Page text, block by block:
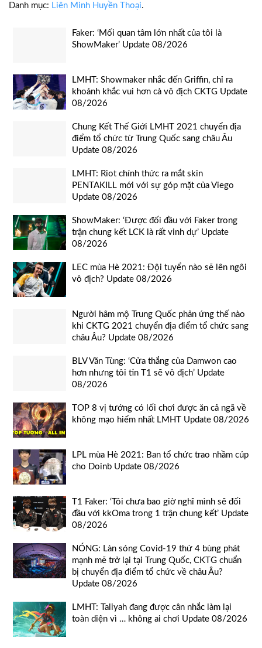
Danh mục: Liên Minh Huyền Thoại.
Faker: ‘Mối quan tâm lớn nhất của tôi là
ShowMaker’ Update 08/2026
LMHT: Showmaker nhắc đến Griffin, chỉ ra
khoảnh khắc vui hơn cả vô địch CKTG Update
08/2026
Chung Kết Thế Giới LMHT 2021 chuyển địa
điểm tổ chức từ Trung Quốc sang châu Âu
Update 08/2026
LMHT: Riot chính thức ra mắt skin
PENTAKILL mới với sự góp mặt của Viego
Update 08/2026
ShowMaker: ‘Được đối đầu với Faker trong
trận chung kết LCK là rất vinh dự’ Update
08/2026
LEC mùa Hè 2021: Đội tuyển nào sẽ lên ngôi
vô địch? Update 08/2026
Người hâm mộ Trung Quốc phản ứng thế nào
khi CKTG 2021 chuyển địa điểm tổ chức sang
châu Âu? Update 08/2026
BLV Văn Tùng: ‘Cửa thắng của Damwon cao
hơn nhưng tôi tin T1 sẽ vô địch’ Update
08/2026
TOP 8 vị tướng có lối chơi được ăn cả ngã về
không mạo hiểm nhất LMHT Update 08/2026
LPL mùa Hè 2021: Ban tổ chức trao nhầm cúp
cho Doinb Update 08/2026
T1 Faker: ‘Tôi chưa bao giờ nghĩ mình sẽ đối
đầu với kkOma trong 1 trận chung kết’ Update
08/2026
NÓNG: Làn sóng Covid-19 thứ 4 bùng phát
mạnh mẽ trở lại tại Trung Quốc, CKTG chuẩn
bị chuyển địa điểm tổ chức về châu Âu?
Update 08/2026
LMHT: Taliyah đang được cân nhắc làm lại
toàn diện vì … không ai chơi Update 08/2026